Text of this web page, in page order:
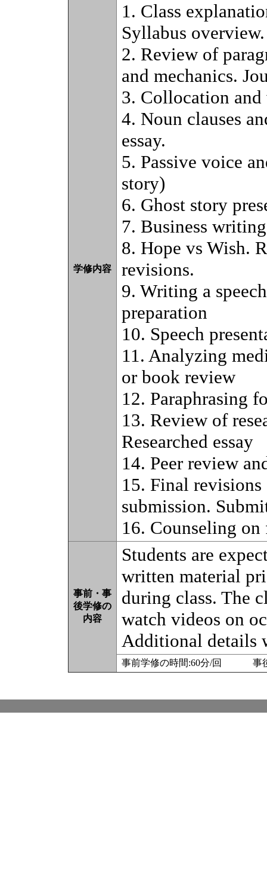
学修内容
1. Class
Syllabus
2. Review of
and mechanics.
3. Collocation
4. Noun clauses
essay.
5. Passive voice
story)
6. Ghost story
7. Business
8. Hope vs Wish.
revisions.
9. Writing a
preparation
10. Speech
11. Analyzing
or book review
12. Paraphrasing
13. Review of
Researched essay
14. Peer review
15. Final revisions
submission.
16. Counseling
事前・事
後学修の
内容
Students are
written material
during class. The
watch videos on
Additional details
事前学修の時間:60分/回 事後